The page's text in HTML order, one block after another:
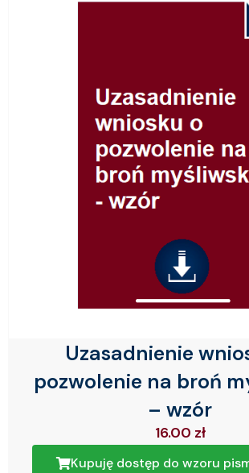
Uzasadnienie
pozwolenie na broń
– wzór
16.00 zł
Kupuję dostęp do wzoru